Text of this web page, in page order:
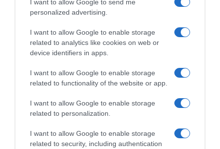
I want to allow Google to send me
personalized advertising.
I want to allow Google to enable storage
related to analytics like cookies on web or
device identifiers in apps.
I want to allow Google to enable storage
related to functionality of the website or app.
I want to allow Google to enable storage
related to personalization.
I want to allow Google to enable storage
related to security, including authentication
ΡΟΗ ΕΙΔΗΣΕΩΝ
Όλο και λιγοστεύουν τα παιδιά που γράφονται στην
Α΄ Δημοτικού
Η Ελληνική Ολυμπιακή Επιτροπή ξεκινά τον
καθαρισμό των μαρμάρων του Παναθηναϊκού
Σταδίου
Μ. Βακόνδιος: H σημασία του οικονομικού
αλφαβητισμού των νέων